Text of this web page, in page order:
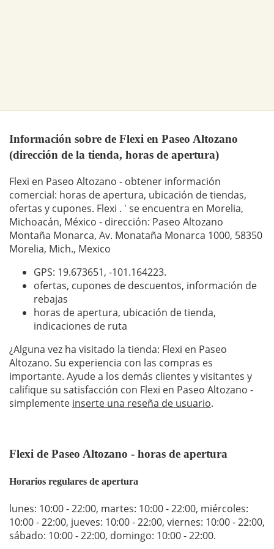
Información sobre de Flexi en Paseo Altozano
(dirección de la tienda, horas de apertura)
Flexi en Paseo Altozano - obtener información
comercial: horas de apertura, ubicación de tiendas,
ofertas y cupones. Flexi . ' se encuentra en Morelia,
Michoacán, México - dirección: Paseo Altozano
Montaña Monarca, Av. Monataña Monarca 1000, 58350
Morelia, Mich., Mexico
GPS: 19.673651, -101.164223.
ofertas, cupones de descuentos, información de
rebajas
horas de apertura, ubicación de tienda,
indicaciones de ruta
¿Alguna vez ha visitado la tienda: Flexi en Paseo
Altozano. Su experiencia con las compras es
importante. Ayude a los demás clientes y visitantes y
califique su satisfacción con Flexi en Paseo Altozano -
simplemente inserte una reseña de usuario.
Flexi de Paseo Altozano - horas de apertura
Horarios regulares de apertura
lunes: 10:00 - 22:00, martes: 10:00 - 22:00, miércoles:
10:00 - 22:00, jueves: 10:00 - 22:00, viernes: 10:00 - 22:00,
sábado: 10:00 - 22:00, domingo: 10:00 - 22:00.